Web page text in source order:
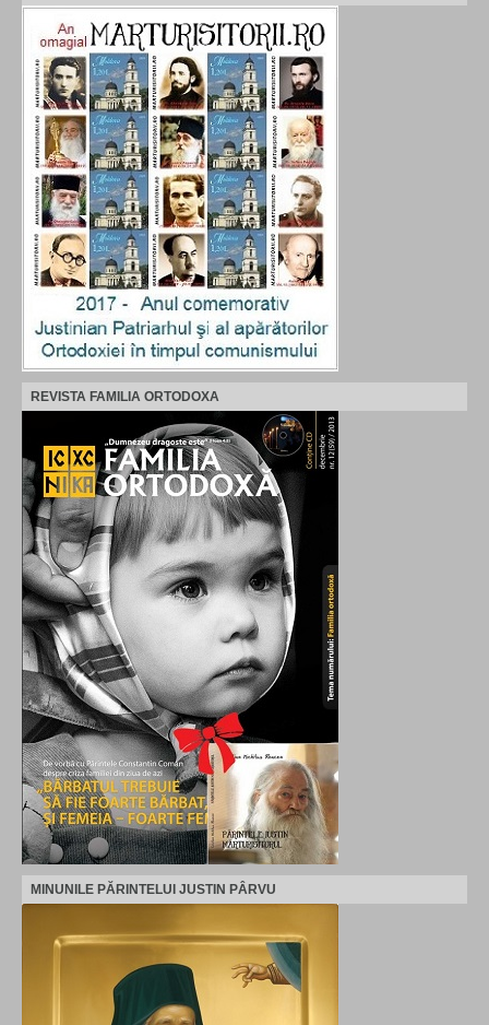
REVISTA FAMILIA ORTODOXA
MINUNILE PĂRINTELUI JUSTIN PÂRVU